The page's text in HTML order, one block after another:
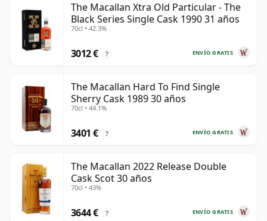
The Macallan Xtra Old Particular - The
Black Series Single Cask 1990 31 años
70cl • 42.3%
ENVÍO GRATIS
3012 € ?
The Macallan Hard To Find Single
Sherry Cask 1989 30 años
70cl • 44.1%
ENVÍO GRATIS
3401 € ?
The Macallan 2022 Release Double
Cask Scot 30 años
70cl • 43%
ENVÍO GRATIS
3644 € ?